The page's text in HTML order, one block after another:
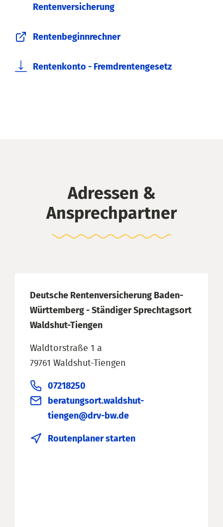
Rentenversicherung
Rentenbeginnrechner
Rentenkonto - Fremdrentengesetz
Adressen &
Ansprechpartner
Deutsche Rentenversicherung Baden-
Württemberg - Ständiger Sprechtagsort
Waldshut-Tiengen
Waldtorstraße 1 a
79761 Waldshut-Tiengen
07218250
beratungsort.waldshut-
tiengen@drv-bw.de
Routenplaner starten